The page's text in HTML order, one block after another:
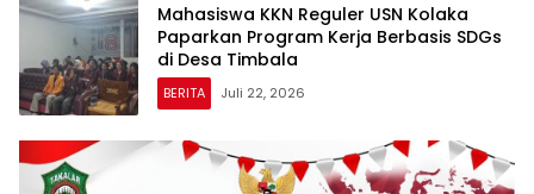
Mahasiswa KKN Reguler USN Kolaka
Paparkan Program Kerja Berbasis SDGs
di Desa Timbala
BERITA Juli 22, 2026